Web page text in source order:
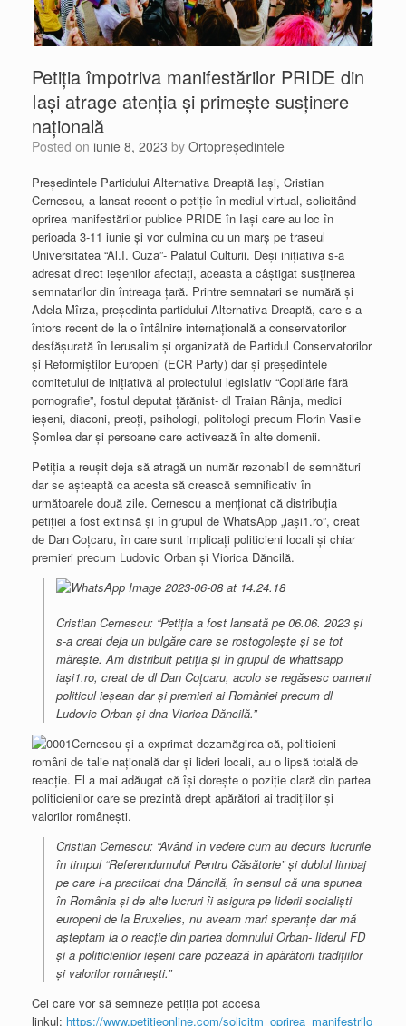
Petiția împotriva manifestărilor PRIDE din
Iași atrage atenția și primește susținere
națională
Posted on iunie 8, 2023 by Ortopreședintele
Președintele Partidului Alternativa Dreaptă Iași, Cristian
Cernescu, a lansat recent o petiție în mediul virtual, solicitând
oprirea manifestărilor publice PRIDE în Iași care au loc în
perioada 3-11 iunie și vor culmina cu un marș pe traseul
Universitatea “Al.I. Cuza”- Palatul Culturii. Deși inițiativa s-a
adresat direct ieșenilor afectați, aceasta a câștigat susținerea
semnatarilor din întreaga țară. Printre semnatari se numără și
Adela Mîrza, președinta partidului Alternativa Dreaptă, care s-a
întors recent de la o întâlnire internațională a conservatorilor
desfășurată în Ierusalim și organizată de Partidul Conservatorilor
și Reformiștilor Europeni (ECR Party) dar și președintele
comitetului de inițiativă al proiectului legislativ “Copilărie fără
pornografie”, fostul deputat țărănist- dl Traian Rânja, medici
ieșeni, diaconi, preoți, psihologi, politologi precum Florin Vasile
Șomlea dar și persoane care activează în alte domenii.
Petiția a reușit deja să atragă un număr rezonabil de semnături
dar se așteaptă ca acesta să crească semnificativ în
următoarele două zile. Cernescu a menționat că distribuția
petiției a fost extinsă și în grupul de WhatsApp „iași1.ro”, creat
de Dan Coțcaru, în care sunt implicați politicieni locali și chiar
premieri precum Ludovic Orban și Viorica Dăncilă.
Cristian Cernescu: “Petiția a fost lansată pe 06.06. 2023 și
s-a creat deja un bulgăre care se rostogolește și se tot
mărește. Am distribuit petiția și în grupul de whattsapp
iași1.ro, creat de dl Dan Coțcaru, acolo se regăsesc oameni
politicul ieșean dar și premieri ai României precum dl
Ludovic Orban și dna Viorica Dăncilă.”
Cernescu și-a exprimat dezamăgirea că, politicieni
români de talie națională dar și lideri locali, au o lipsă totală de
reacție. El a mai adăugat că își dorește o poziție clară din partea
politicienilor care se prezintă drept apărători ai tradițiilor și
valorilor românești.
Cristian Cernescu: “Având în vedere cum au decurs lucrurile
în timpul “Referendumului Pentru Căsătorie” și dublul limbaj
pe care l-a practicat dna Dăncilă, în sensul că una spunea
în România și de alte lucruri îi asigura pe liderii socialiști
europeni de la Bruxelles, nu aveam mari speranțe dar mă
așteptam la o reacție din partea domnului Orban- liderul FD
și a politicienilor ieșeni care pozează în apărătorii tradițiilor
și valorilor românești.”
Cei care vor să semneze petiția pot accesa
linkul: https://www.petitieonline.com/solicitm_oprirea_manifestrilo